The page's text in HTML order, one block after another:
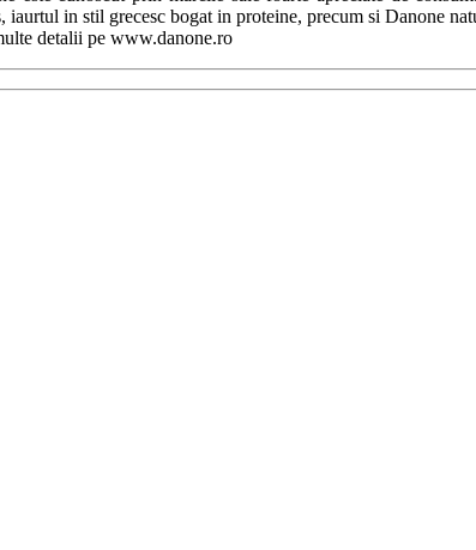
iaurtul in stil grecesc bogat in proteine, precum si Danone
detalii pe www.danone.ro